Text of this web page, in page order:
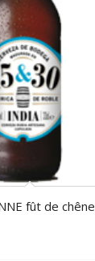
fût de chêne